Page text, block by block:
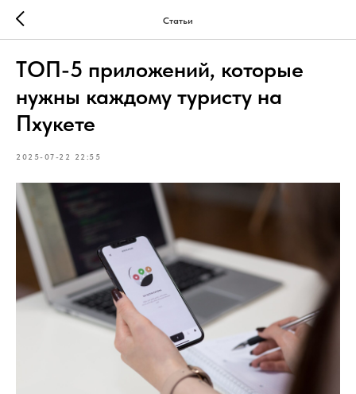
Статьи
ТОП-5 приложений, которые
нужны каждому туристу на
Пхукете
2025-07-22 22:55